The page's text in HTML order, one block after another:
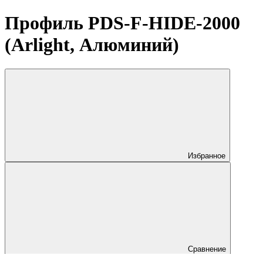
Профиль PDS-F-HIDE-2000
(Arlight, Алюминий)
Избранное
Сравнение